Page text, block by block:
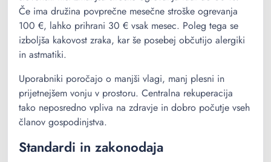
Če ima družina povprečne mesečne stroške ogrevanja
100 €, lahko prihrani 30 € vsak mesec. Poleg tega se
izboljša kakovost zraka, kar še posebej občutijo alergiki
in astmatiki.
Uporabniki poročajo o manjši vlagi, manj plesni in
prijetnejšem vonju v prostoru. Centralna rekuperacija
tako neposredno vpliva na zdravje in dobro počutje vseh
članov gospodinjstva.
Standardi in zakonodaja